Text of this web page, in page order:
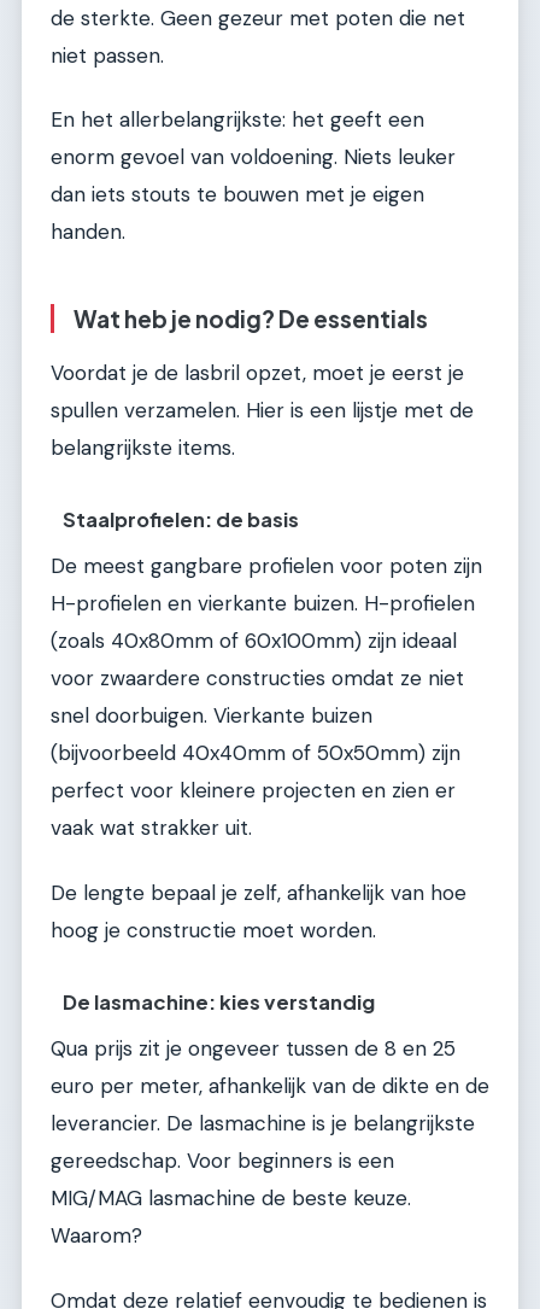
de sterkte. Geen gezeur met poten die net
niet passen.
En het allerbelangrijkste: het geeft een
enorm gevoel van voldoening. Niets leuker
dan iets stouts te bouwen met je eigen
handen.
Wat heb je nodig? De essentials
Voordat je de lasbril opzet, moet je eerst je
spullen verzamelen. Hier is een lijstje met de
belangrijkste items.
Staalprofielen: de basis
De meest gangbare profielen voor poten zijn
H-profielen en vierkante buizen. H-profielen
(zoals 40x80mm of 60x100mm) zijn ideaal
voor zwaardere constructies omdat ze niet
snel doorbuigen. Vierkante buizen
(bijvoorbeeld 40x40mm of 50x50mm) zijn
perfect voor kleinere projecten en zien er
vaak wat strakker uit.
De lengte bepaal je zelf, afhankelijk van hoe
hoog je constructie moet worden.
De lasmachine: kies verstandig
Qua prijs zit je ongeveer tussen de 8 en 25
euro per meter, afhankelijk van de dikte en de
leverancier. De lasmachine is je belangrijkste
gereedschap. Voor beginners is een
MIG/MAG lasmachine de beste keuze.
Waarom?
Omdat deze relatief eenvoudig te bedienen is